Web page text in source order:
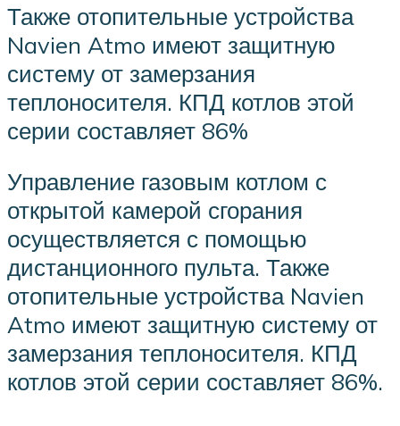
Также отопительные устройства
Navien Atmo имеют защитную
систему от замерзания
теплоносителя. КПД котлов этой
серии составляет 86%
Управление газовым котлом с
открытой камерой сгорания
осуществляется с помощью
дистанционного пульта. Также
отопительные устройства Navien
Atmo имеют защитную систему от
замерзания теплоносителя. КПД
котлов этой серии составляет 86%.